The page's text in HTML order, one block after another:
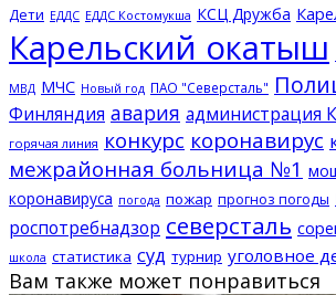
Дети ЕДДС ЕДДС Костомукша КСЦ Дружба
Карельский окатыш
МВД МЧС Новый год ПАО "Северсталь"
Финляндия авария администрация
горячая линия конкурс коронавирус
межрайонная больница №1
коронавируса погода пожар прогноз погоды
роспотребнадзор северсталь
школа статистика суд турнир уголовное
Вам также может понравиться